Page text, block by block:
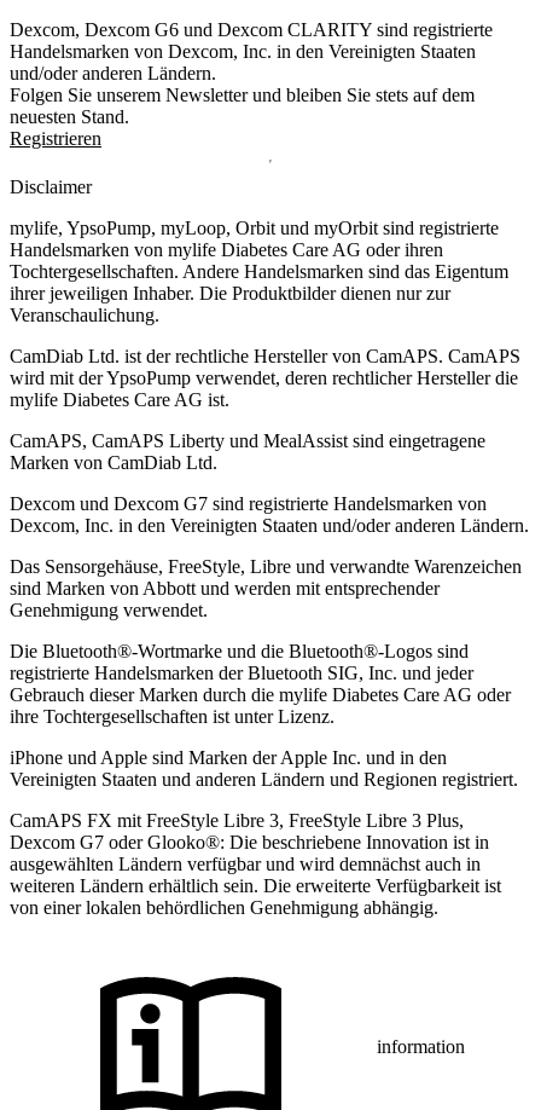
Dexcom, Dexcom G6 und Dexcom CLARITY sind registrierte
Handelsmarken von Dexcom, Inc. in den Vereinigten Staaten
und/oder anderen Ländern.
Folgen Sie unserem Newsletter und bleiben Sie stets auf dem
neuesten Stand.
Registrieren
Disclaimer
mylife, YpsoPump, myLoop, Orbit und myOrbit sind registrierte
Handelsmarken von mylife Diabetes Care AG oder ihren
Tochtergesellschaften. Andere Handelsmarken sind das Eigentum
ihrer jeweiligen Inhaber. Die Produktbilder dienen nur zur
Veranschaulichung.
CamDiab Ltd. ist der rechtliche Hersteller von CamAPS. CamAPS
wird mit der YpsoPump verwendet, deren rechtlicher Hersteller die
mylife Diabetes Care AG ist.
CamAPS, CamAPS Liberty und MealAssist sind eingetragene
Marken von CamDiab Ltd.
Dexcom und Dexcom G7 sind registrierte Handelsmarken von
Dexcom, Inc. in den Vereinigten Staaten und/oder anderen Ländern.
Das Sensorgehäuse, FreeStyle, Libre und verwandte Warenzeichen
sind Marken von Abbott und werden mit entsprechender
Genehmigung verwendet.
Die Bluetooth®-Wortmarke und die Bluetooth®-Logos sind
registrierte Handelsmarken der Bluetooth SIG, Inc. und jeder
Gebrauch dieser Marken durch die mylife Diabetes Care AG oder
ihre Tochtergesellschaften ist unter Lizenz.
iPhone und Apple sind Marken der Apple Inc. und in den
Vereinigten Staaten und anderen Ländern und Regionen registriert.
CamAPS FX mit FreeStyle Libre 3, FreeStyle Libre 3 Plus,
Dexcom G7 oder Glooko®: Die beschriebene Innovation ist in
ausgewählten Ländern verfügbar und wird demnächst auch in
weiteren Ländern erhältlich sein. Die erweiterte Verfügbarkeit ist
von einer lokalen behördlichen Genehmigung abhängig.
information